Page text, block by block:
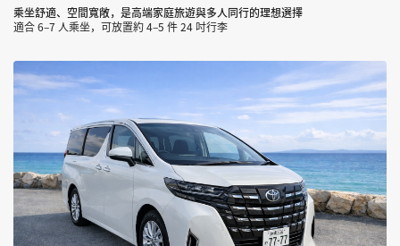
乘坐舒適、空間寬敞，是高端家庭旅遊與多人同行的理想選擇
適合 6–7 人乘坐，可放置約 4–5 件 24 吋行李